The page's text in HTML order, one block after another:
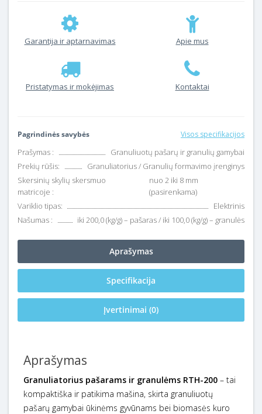
Garantija ir aptarnavimas Apie mus
Pristatymas ir mokėjimas Kontaktai
Pagrindinės savybės Visos specifikacijos
Prašymas :
Granuliuotų pašarų ir granulių gamybai
Prekių rūšis:
Granuliatorius / Granulių formavimo įrenginys
Skersinių skylių skersmuo
matricoje :
nuo 2 iki 8 mm
(pasirenkama)
Variklio tipas:
Elektrinis
Našumas :
iki 200,0 (kg/g) – pašaras / iki 100,0 (kg/g) – granulės
Aprašymas
Specifikacija
Įvertinimai (0)
Aprašymas
Granuliatorius pašarams ir granulėms RTH-200 – tai
kompaktiška ir patikima mašina, skirta granuliuotų
pašarų gamybai ūkinėms gyvūnams bei biomasės kuro